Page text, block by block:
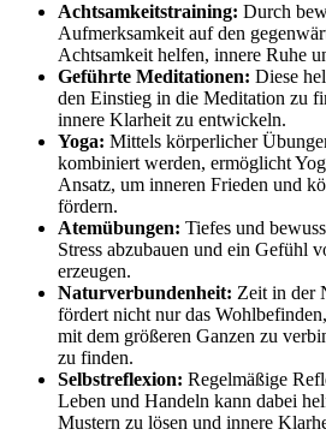
Achtsamkeitstraining: Durch
Aufmerksamkeit auf den
Achtsamkeit helfen, innere Ruhe
Geführte Meditationen: Diese
den Einstieg in die Meditation zu
innere Klarheit zu entwickeln.
Yoga: Mittels körperlicher
kombiniert werden, ermöglicht
Ansatz, um inneren Frieden und
fördern.
Atemübungen: Tiefes und
Stress abzubauen und ein Gefühl
erzeugen.
Naturverbundenheit: Zeit in der
fördert nicht nur das
mit dem größeren Ganzen zu
zu finden.
Selbstreflexion: Regelmäßige
Leben und Handeln kann dabei
Mustern zu lösen und innere